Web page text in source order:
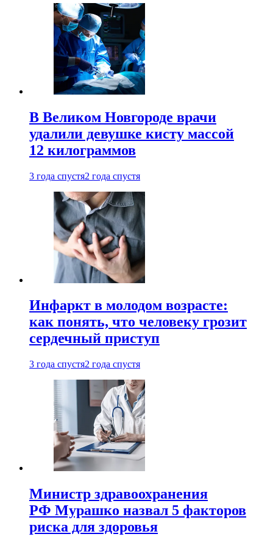
В Великом Новгороде врачи
удалили девушке кисту массой
12 килограммов
3 года спустя2 года спустя
Инфаркт в молодом возрасте:
как понять, что человеку грозит
сердечный приступ
3 года спустя2 года спустя
Министр здравоохранения
РФ Мурашко назвал 5 факторов
риска для здоровья